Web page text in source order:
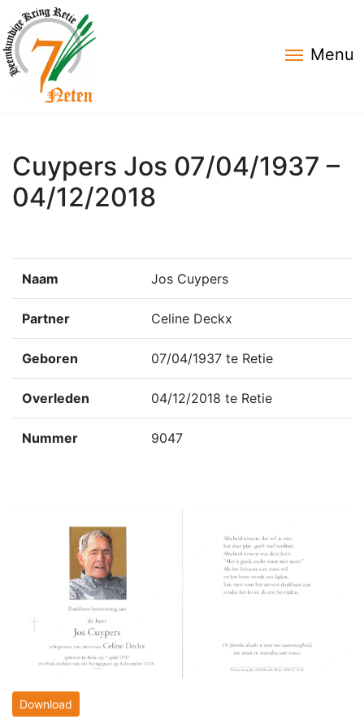
Menu
Cuypers Jos 07/04/1937 –
04/12/2018
Naam Jos Cuypers
Partner Celine Deckx
Geboren 07/04/1937 te Retie
Overleden 04/12/2018 te Retie
Nummer 9047
Download